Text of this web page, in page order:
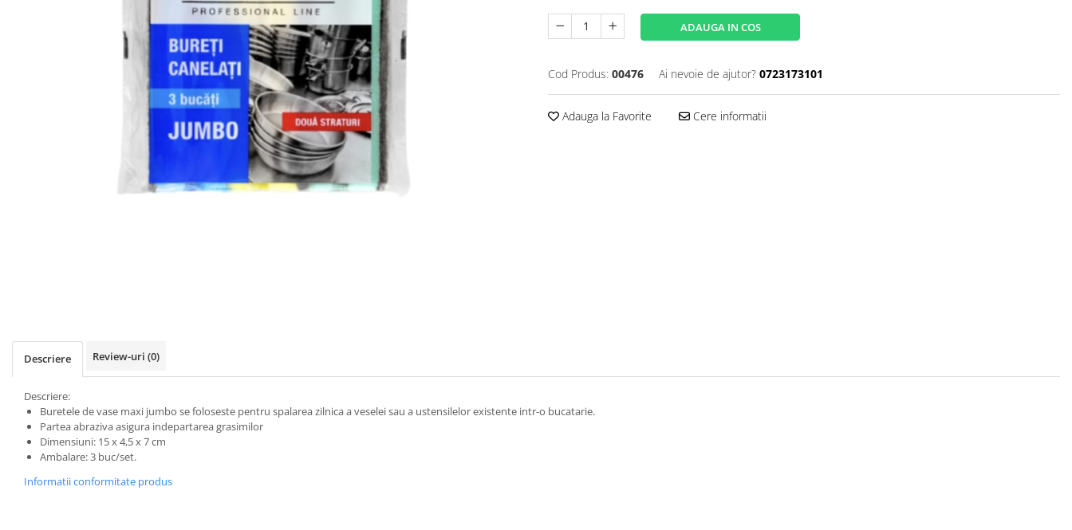
ADAUGA IN COS
Cod Produs: 00476 Ai nevoie de ajutor? 0723173101
Adauga la Favorite Cere informatii
Descriere Review-uri (0)
Descriere:
Buretele de vase maxi jumbo se foloseste pentru spalarea zilnica a veselei sau a ustensilelor existente intr-o bucatarie.
Partea abraziva asigura indepartarea grasimilor
Dimensiuni: 15 x 4,5 x 7 cm
Ambalare: 3 buc/set.
Informatii conformitate produs